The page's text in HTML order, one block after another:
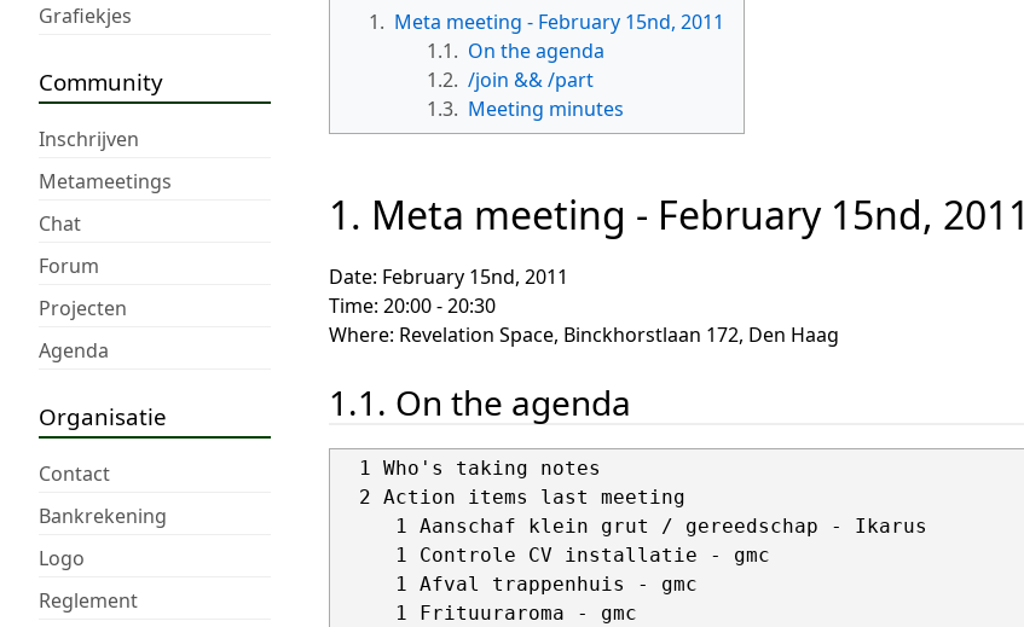
Grafiekjes
Community
Inschrijven
Metameetings
Chat
Forum
Projecten
Agenda
Organisatie
Contact
Bankrekening
Logo
Reglement
1. Meta meeting - February 15nd, 2011
1.1. On the agenda
1.2. /join && /part
1.3. Meeting minutes
1. Meta meeting - February 15nd, 2011
Date: February 15nd, 2011
Time: 20:00 - 20:30
Where: Revelation Space, Binckhorstlaan 172, Den Haag
1.1. On the agenda
  1 Who's taking notes
  2 Action items last meeting
     1 Aanschaf klein grut / gereedschap - Ikarus
     1 Controle CV installatie - gmc
     1 Afval trappenhuis - gmc
     1 Frituuraroma - gmc